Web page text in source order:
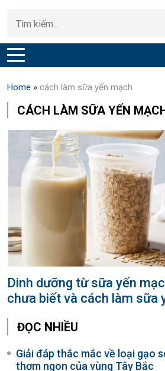
Home » cách làm sữa yến mạch
CÁCH LÀM SỮA YẾN
Dinh dưỡng từ sữa yến
chưa biết và cách làm sữa
ĐỌC NHIỀU
Giải đáp thắc mắc về loại gạo
thơm ngon của vùng Tây Bắc